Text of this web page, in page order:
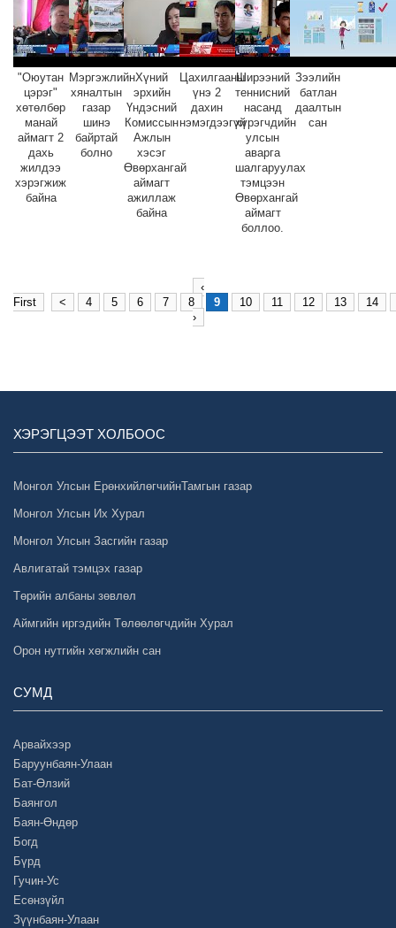
"Оюутан
цэрэг"
хөтөлбөр
манай
аймагт 2
дахь
жилдээ
хэрэгжиж
байна
Мэргэжлийн
хяналтын
газар
шинэ
байртай
болно
Хүний
эрхийн
Үндэсний
Комиссын
Ажлын
хэсэг
Өвөрхангай
аймагт
ажиллаж
байна
Цахилгааны
үнэ 2
дахин
нэмэгдээгүй
Ширээний
теннисний
насанд
хүрэгчдийн
улсын
аварга
шалгаруулах
тэмцээн
Өвөрхангай
аймагт
боллоо.
Зээлийн
батлан
даалтын
сан
‹
First
< 4 5 6 7 8 9 10 11 12 13
14
›
ХЭРЭГЦЭЭТ ХОЛБООС
Монгол Улсын ЕрөнхийлөгчийнТамгын газар
Монгол Улсын Их Хурал
Монгол Улсын Засгийн газар
Авлигатай тэмцэх газар
Төрийн албаны зөвлөл
Аймгийн иргэдийн Төлөөлөгчдийн Хурал
Орон нутгийн хөгжлийн сан
СУМД
Арвайхээр
Баруунбаян-Улаан
Бат-Өлзий
Баянгол
Баян-Өндөр
Богд
Бүрд
Гучин-Ус
Есөнзүйл
Зүүнбаян-Улаан